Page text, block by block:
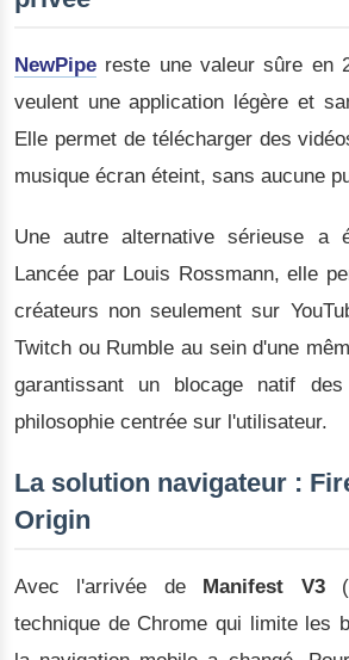
NewPipe reste une valeur sûre en
veulent une application légère et
Elle permet de télécharger des
musique écran éteint, sans aucune
Une autre alternative sérieuse a
Lancée par Louis Rossmann, elle
créateurs non seulement sur
Twitch ou Rumble au sein d'une
garantissant un blocage natif
philosophie centrée sur l'utilisateur.
La solution navigateur :
Origin
Avec l'arrivée de Manifest V3
technique de Chrome qui limite les